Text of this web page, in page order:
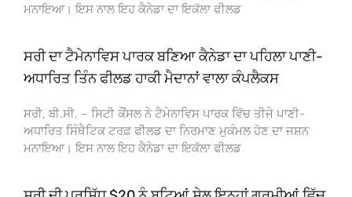
ਮਨਾਇਆ। ਇਸ ਨਾਲ ਇਹ ਕੈਨੇਡਾ ਦਾ ਇਕੱਲਾ ਫੀਲਡ
ਸਰੀ ਦਾ ਟੈਮੇਨਾਵਿਸ ਪਾਰਕ ਬਣਿਆ ਕੈਨੇਡਾ ਦਾ ਪਹਿਲਾ ਪਾਣੀ-
ਅਧਾਰਿਤ ਤਿੰਨ ਫੀਲਡ ਹਾਕੀ ਮੈਦਾਨਾਂ ਵਾਲਾ ਕੰਪਲੈਕਸ
ਸਰੀ, ਬੀ.ਸੀ. – ਸਿਟੀ ਕੌਂਸਲ ਨੇ ਟੈਮੇਨਾਵਿਸ ਪਾਰਕ ਵਿੱਚ ਤੀਜੇ ਪਾਣੀ-
ਅਧਾਰਿਤ ਸਿੰਥੈਟਿਕ ਟਰਫ਼ ਫੀਲਡ ਦਾ ਨਿਰਮਾਣ ਮੁਕੰਮਲ ਹੋਣ ਦਾ ਜਸ਼ਨ
ਮਨਾਇਆ। ਇਸ ਨਾਲ ਇਹ ਕੈਨੇਡਾ ਦਾ ਇਕੱਲਾ ਫੀਲਡ